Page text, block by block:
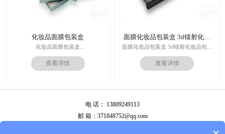
化妆品面膜包装盒
化妆品面膜包装盒
材料：金银卡纸，特种纸
工艺：uv，击凸，烫金
价格：根据材质及工艺、数量报价
作日
查看详情
面膜化妆品包装盒 3d镭射化妆
品包装盒
面膜化妆品包装盒 3d镭射化妆品包装
盒
印刷技术：专色印刷/四色印刷
后工工艺：烫金/UV/凹凸/浮雕
周期：签订合同确认样板后7-15个工
查看详情
电 话： 13809249113
邮 箱：371848752@qq.com